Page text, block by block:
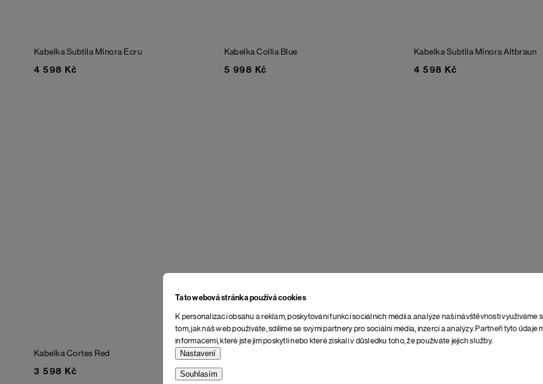
Tato webová stránka používá cookies
K personalizaci obsahu a reklam, poskytování funkcí sociálních médií a analýze naší návštěvnosti využíváme
tom, jak náš web používáte, sdílíme se svými partnery pro sociální média, inzerci a analýzy. Partneři tyto údaje
informacemi, které jste jim poskytli nebo které získali v důsledku toho, že používáte jejich služby.
Nastavení
Souhlasím
Kabelka Subtila Minora Ecru
4 598 Kč
Kabelka Collia Blue
5 998 Kč
Kabelka Subtila MinoraAltbraun
4 598 Kč
Kabelka Cortes Red
3 598 Kč